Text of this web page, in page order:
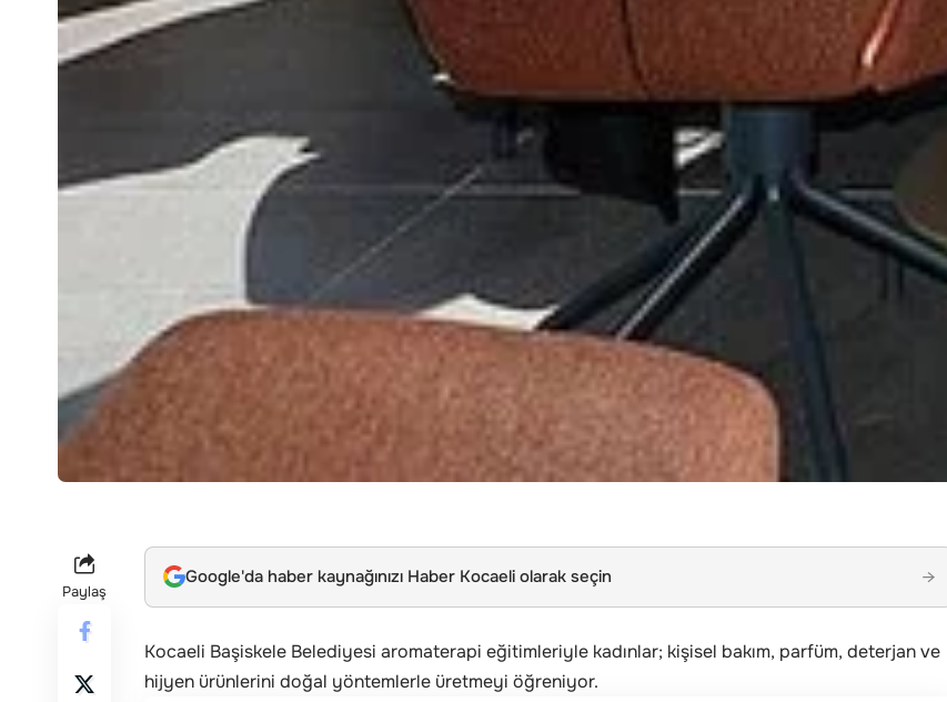
Paylaş
Google'da haber kaynağınızı Haber Kocaeli olarak seçin →
Kocaeli Başiskele Belediyesi aromaterapi eğitimleriyle kadınlar; kişisel bakım, parfüm, deterjan ve
hijyen ürünlerini doğal yöntemlerle üretmeyi öğreniyor.